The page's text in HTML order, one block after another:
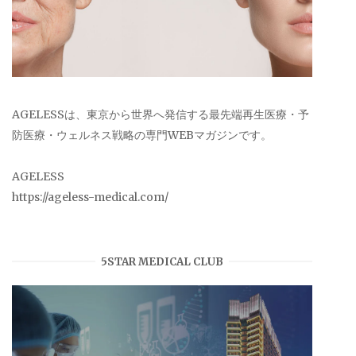
AGELESSは、東京から世界へ発信する最先端再生医療・予
防医療・ウェルネス戦略の専門WEBマガジンです。
AGELESS
https://ageless-medical.com/
5STAR MEDICAL CLUB